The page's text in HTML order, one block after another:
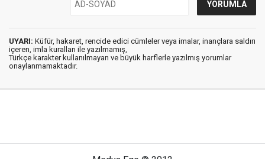
UYARI: Küfür, hakaret, rencide edici cümleler veya imalar, inançlara saldırı
içeren, imla kuralları ile yazılmamış,
Türkçe karakter kullanılmayan ve büyük harflerle yazılmış yorumlar
onaylanmamaktadır.